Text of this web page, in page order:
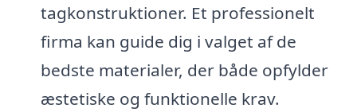
tagkonstruktioner. Et professionelt
firma kan guide dig i valget af de
bedste materialer, der både opfylder
æstetiske og funktionelle krav.